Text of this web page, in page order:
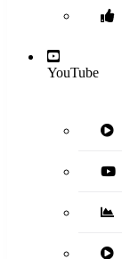
YouTube